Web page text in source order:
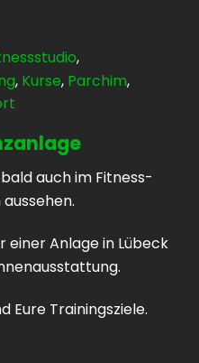
,
, Kurse, Parchim,
auch im Fitness-
einer Anlage in Lübeck
Eure Trainingsziele.